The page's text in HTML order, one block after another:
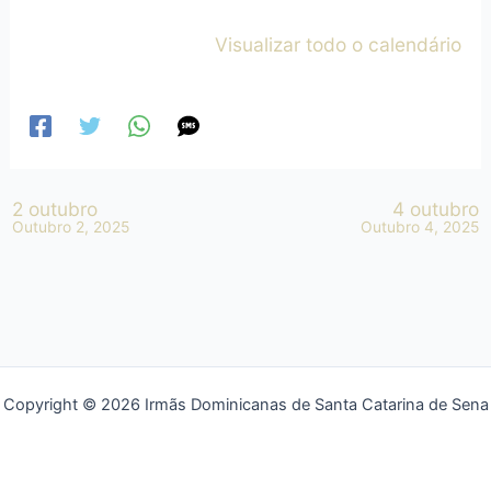
Visualizar todo o calendário
2 outubro
Outubro 2, 2025
4 outubro
Outubro 4, 2025
Copyright © 2026 Irmãs Dominicanas de Santa Catarina de Sena